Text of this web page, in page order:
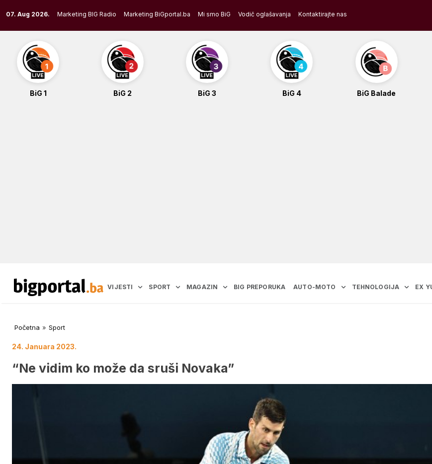
to
content
07. Aug 2026. Marketing BIG Radio Marketing BiGportal.ba Mi smo BiG Vodič oglašavanja Kontaktirajte nas
BiG 1 BiG 2 BiG 3 BiG 4 BiG Balade
VIJESTI SPORT MAGAZIN BIG PREPORUKA AUTO-MOTO TEHNOLOGIJA EX
Početna » Sport
24. Januara 2023.
“Ne vidim ko može da sruši Novaka”